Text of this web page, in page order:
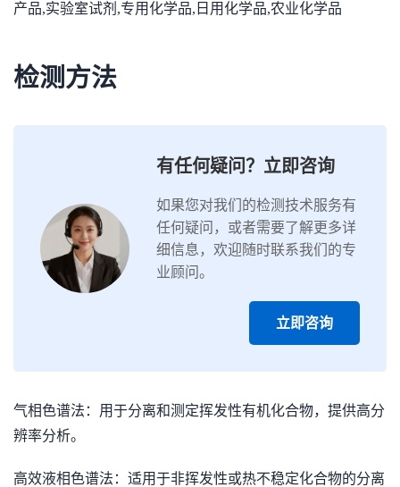
产品,实验室试剂,专用化学品,日用化学品,农业化学品
检测方法
有任何疑问？立即咨询
如果您对我们的检测技术服务有
任何疑问，或者需要了解更多详
细信息，欢迎随时联系我们的专
业顾问。
立即咨询
气相色谱法：用于分离和测定挥发性有机化合物，提供高分
辨率分析。
高效液相色谱法：适用于非挥发性或热不稳定化合物的分离